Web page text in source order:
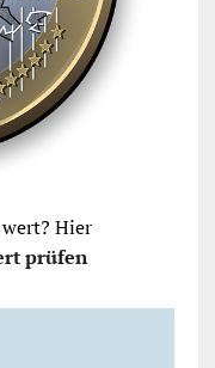
Hier
prüfen